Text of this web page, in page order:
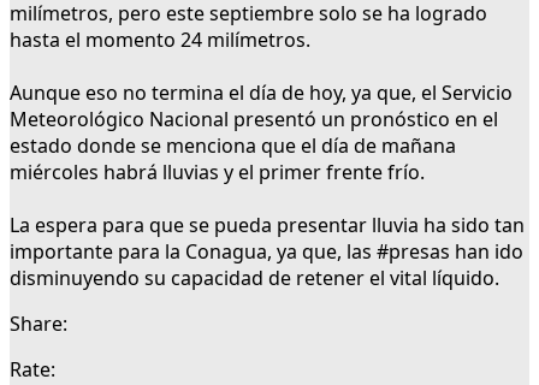
milímetros, pero este septiembre solo se ha logrado
hasta el momento 24 milímetros.
Aunque eso no termina el día de hoy, ya que, el Servicio
Meteorológico Nacional presentó un pronóstico en el
estado donde se menciona que el día de mañana
miércoles habrá lluvias y el primer frente frío.
La espera para que se pueda presentar lluvia ha sido tan
importante para la Conagua, ya que, las #presas han ido
disminuyendo su capacidad de retener el vital líquido.
Share:
Rate: